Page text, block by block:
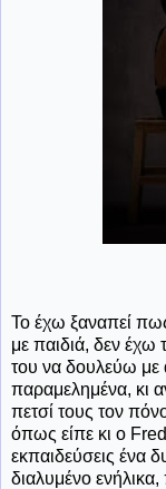
Το έχω ξαναπεί
με παιδιά, δεν έχω
του να δουλεύω
παραμελημένα, κι
πετσί τους τον
όπως είπε κι ο
εκπαιδεύσεις ένα
διαλυμένο